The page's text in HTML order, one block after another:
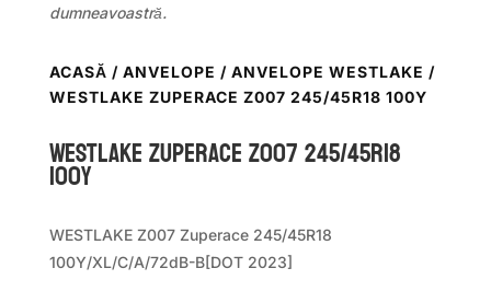
dumneavoastră.
ACASĂ / ANVELOPE / ANVELOPE WESTLAKE /
WESTLAKE ZUPERACE Z007 245/45R18 100Y
WestLake ZUPERACE Z007 245/45R18
100Y
WESTLAKE Z007 Zuperace 245/45R18
100Y/XL/C/A/72dB-B[DOT 2023]